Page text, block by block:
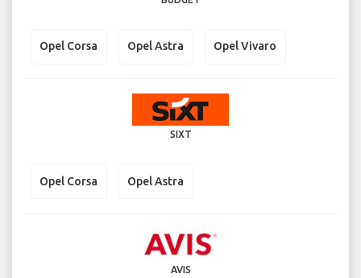
Opel Corsa Opel Astra Opel Vivaro
SIXT
Opel Corsa Opel Astra
AVIS